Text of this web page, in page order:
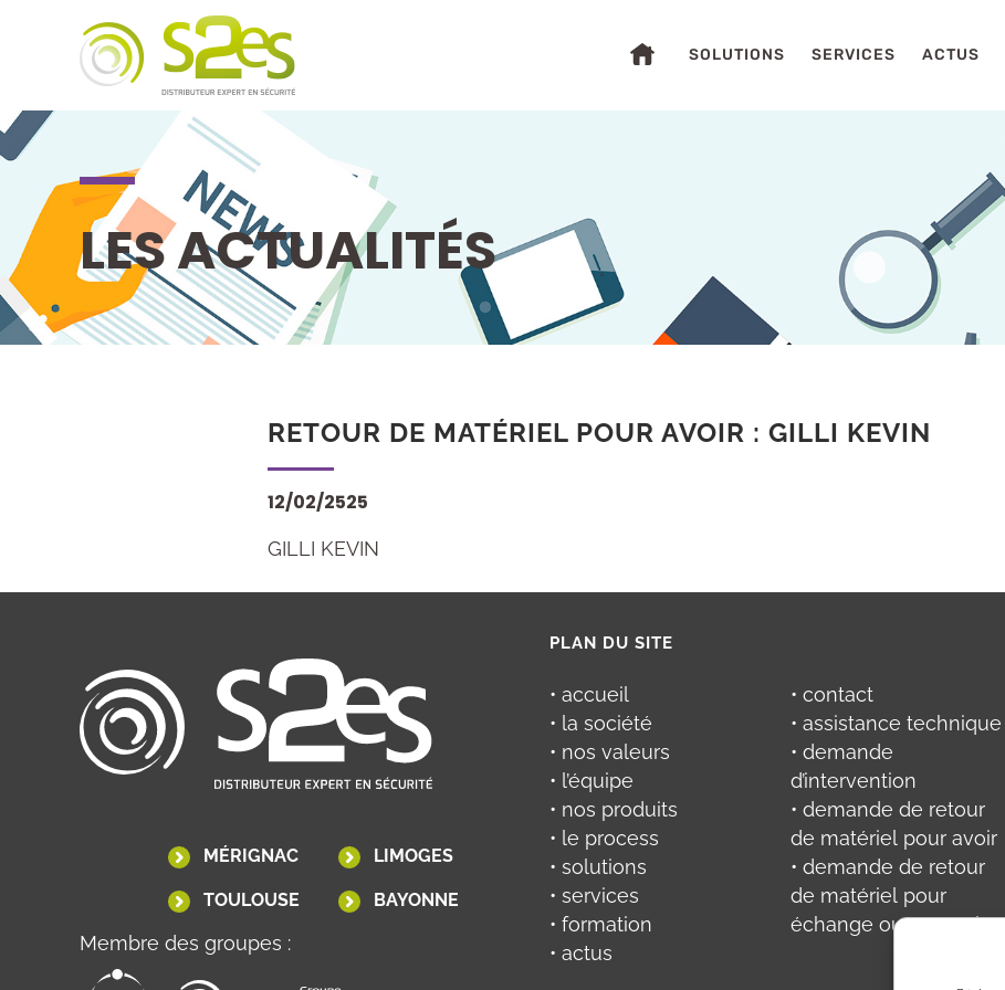
SOLUTIONS SERVICES ACTUS
LES ACTUALITÉS
RETOUR DE MATÉRIEL POUR AVOIR : GILLI KEVIN
12/02/2525
GILLI KEVIN
MÉRIGNAC LIMOGES
TOULOUSE BAYONNE
Membre des groupes :
PLAN DU SITE
• accueil
• la société
• nos valeurs
• l’équipe
• nos produits
• le process
• solutions
• services
• formation
• actus
• contact
• assistance technique
• demande
d’intervention
• demande de retour
de matériel pour avoir
• demande de retour
de matériel pour
échange ou réparation